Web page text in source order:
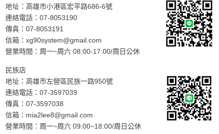
地址：高雄市小港區宏平路686-6號
連絡電話：07-8053190
傳真：07-8053191
信箱：xg90system@gmail.com
營業時間：周一~周六 08:00-17:00/周日公休
民族店
地址：高雄市左營區民族一路950號
連絡電話：07-3597039
傳真：07-3597038
信箱： mia2lee8@gmail.com
營業時間：周一~周六 09:00~18:00/周日公休